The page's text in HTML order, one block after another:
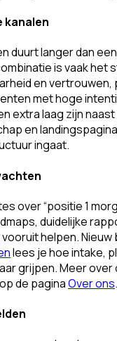
kanalen
duurt langer dan
is vaak het
en
met hoge
extra laag zijn
en
ingaat.
over “positie 1
duidelijke
helpen. Nieuw
lees je hoe intake,
grijpen. Meer over
de paginaOver ons.